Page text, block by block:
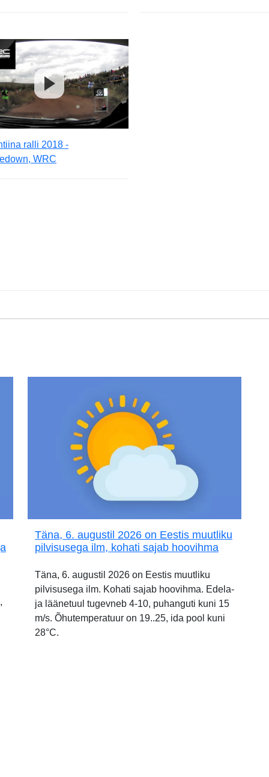
ralli 2018 -
WRC
Täna, 6. augustil 2026 on Eestis muutliku
pilvisusega ilm, kohati sajab hoovihma
Täna, 6. augustil 2026 on Eestis muutliku
pilvisusega ilm. Kohati sajab hoovihma. Edela-
ja läänetuul tugevneb 4-10, puhanguti kuni 15
m/s. Õhutemperatuur on 19..25, ida pool kuni
28°C.